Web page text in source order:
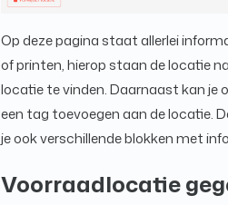
Op deze pagina staat allerlei
of printen, hierop staan de locatie
locatie te vinden. Daarnaast kan je
een tag toevoegen aan de locatie.
je ook verschillende blokken met
Voorraadlocatie